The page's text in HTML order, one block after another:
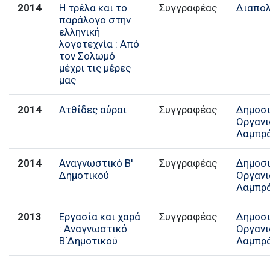
2014
Η τρέλα και το
παράλογο στην
ελληνική
λογοτεχνία : Από
τον Σολωμό
μέχρι τις μέρες
μας
Συγγραφέας
2014 Ατθίδες αύραι Συγγραφέας
2014
Αναγνωστικό Β'
Δημοτικού
Συγγραφέας
2013
Εργασία και χαρά
: Αναγνωστικό
Β΄Δημοτικού
Συγγραφέας